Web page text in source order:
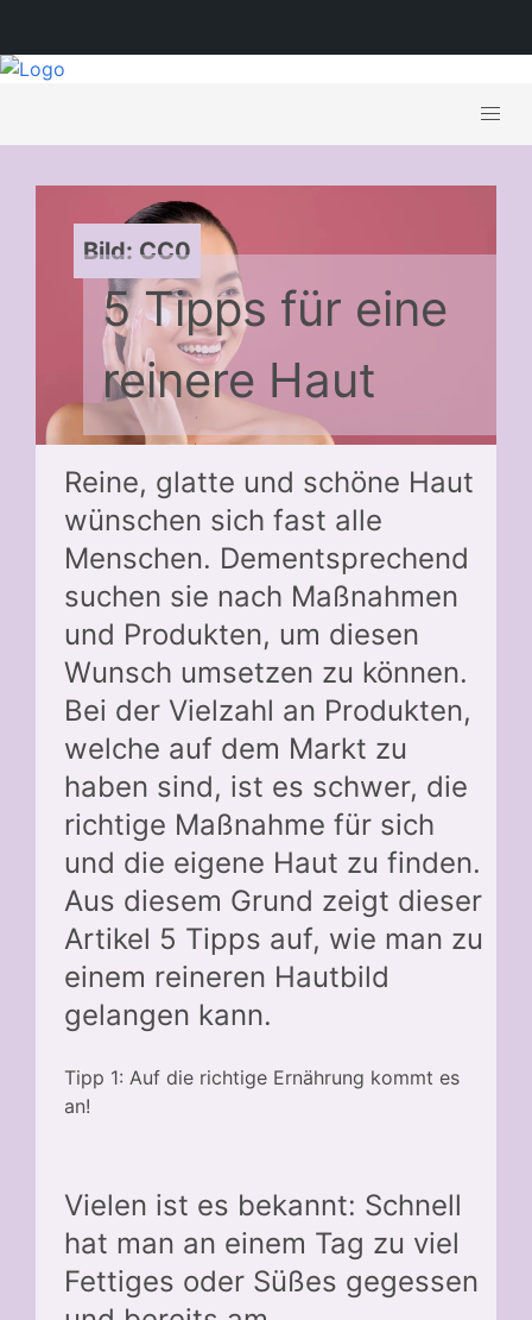
Bild: CC0
5 Tipps für eine
reinere Haut
Reine, glatte und schöne Haut
wünschen sich fast alle
Menschen. Dementsprechend
suchen sie nach Maßnahmen
und Produkten, um diesen
Wunsch umsetzen zu können.
Bei der Vielzahl an Produkten,
welche auf dem Markt zu
haben sind, ist es schwer, die
richtige Maßnahme für sich
und die eigene Haut zu finden.
Aus diesem Grund zeigt dieser
Artikel 5 Tipps auf, wie man zu
einem reineren Hautbild
gelangen kann.
Tipp 1: Auf die richtige Ernährung kommt es
an!
Vielen ist es bekannt: Schnell
hat man an einem Tag zu viel
Fettiges oder Süßes gegessen